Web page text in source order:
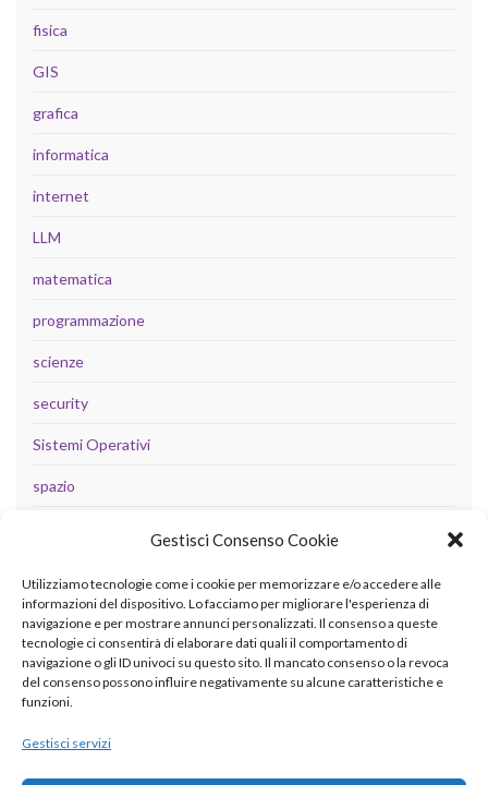
Gestisci Consenso Cookie
Utilizziamo tecnologie come i cookie per memorizzare e/o accedere alle
informazioni del dispositivo. Lo facciamo per migliorare l'esperienza di
navigazione e per mostrare annunci personalizzati. Il consenso a queste
tecnologie ci consentirà di elaborare dati quali il comportamento di
navigazione o gli ID univoci su questo sito. Il mancato consenso o la revoca
del consenso possono influire negativamente su alcune caratteristiche e
funzioni.
Gestisci servizi
fisica
GIS
grafica
informatica
internet
LLM
matematica
programmazione
scienze
security
Sistemi Operativi
spazio
META
Accedi
Feed dei contenuti
Feed dei commenti